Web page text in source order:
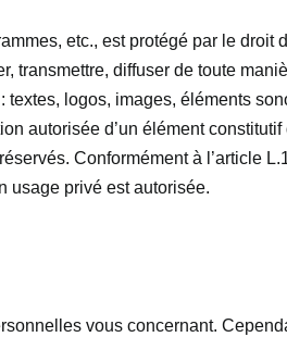
etc., est protégé par le droit
transmettre, diffuser de toute
logos, images, éléments
autorisée d’un élément constitutif
Conformément à l’article
usage privé est autorisée.
vous concernant.